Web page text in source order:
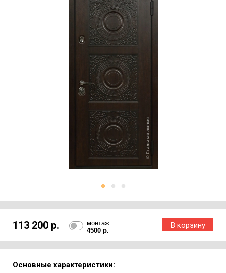
113 200 р.
монтаж:
4500 р.
Основные характеристики: